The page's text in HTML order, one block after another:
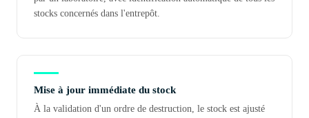
stocks concernés dans l'entrepôt.
Mise à jour immédiate du stock
À la validation d'un ordre de destruction, le stock est ajusté